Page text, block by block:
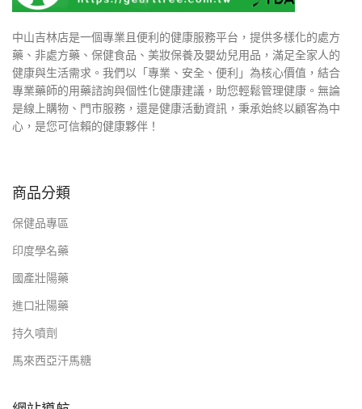
中山吉林店是一個專業且便利的健康服務平台，提供多樣化的處方
藥、非處方藥、保健食品、美妝保養及嬰幼兒用品，滿足全家人的
健康與生活需求。我們以「專業、安全、便利」為核心價值，結合
專業藥師的用藥諮詢與個性化健康建議，助您輕鬆管理健康。無論
是線上購物、門市服務，還是健康活動資訊，秉承始終以顧客為中
心，是您可信賴的健康夥伴！
商品分類
保健品專區
印度學名藥
國產壯陽藥
進口壯陽藥
持久噴劑
馬來西亞汗馬糖